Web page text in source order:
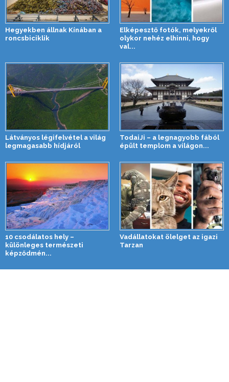
Hegyekben állnak Kínában a
roncsbiciklik
Elképesztő fotók, melyekről
olykor nehéz elhinni, hogy
val...
Látványos légifelvétel a világ
legmagasabb hídjáról
TodaiJi – a legnagyobb fából
épült templom a világon...
10 csodálatos hely –
különleges természeti
képződmén...
Vadállatokat ölelget az igazi
Tarzan